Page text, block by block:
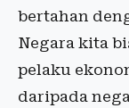
bertahan
Negara kita
pelaku
daripada